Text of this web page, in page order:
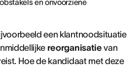
en onvoorziene
een klantnoodsituatie
reorganisatie van
Hoe de kandidaat met deze